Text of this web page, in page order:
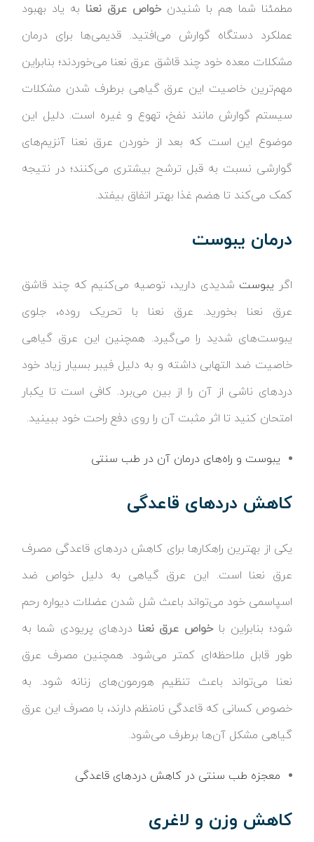
مطمئنا شما هم با شنیدنخواص عرق نعنا به یاد بهبود
عملکرد دستگاه گوارش می‌افتید. قدیمی‌ها برای درمان
مشکلات معده خود چند قاشق عرق نعنا می‌خوردند؛ بنابراین
مهم‌ترین خاصیت این عرق گیاهی برطرف شدن مشکلات
سیستم گوارش مانند نفخ، تهوع و غیره است. دلیل این
موضوع این است که بعد از خوردن عرق نعنا آنزیم‌های
گوارشی نسبت به قبل ترشح بیشتری می‌کنند؛ در نتیجه
کمک می‌کند تا هضم غذا بهتر اتفاق بیفتد.
درمان یبوست
اگر یبوست شدیدی دارید، توصیه می‌کنیم که چند قاشق
عرق نعنا بخورید. عرق نعنا با تحریک روده، جلوی
یبوست‌های شدید را می‌گیرد. همچنین این عرق گیاهی
خاصیت ضد التهابی داشته و به دلیل فیبر بسیار زیاد خود
دردهای ناشی از آن را از بین می‌برد. کافی است تا یکبار
امتحان کنید تا اثر مثبت آن را روی دفع راحت خود ببینید.
یبوست و راه‌های درمان آن در طب سنتی
کاهش دردهای قاعدگی
یکی از بهترین راهکارها برای کاهش دردهای قاعدگی مصرف
عرق نعنا است. این عرق گیاهی به دلیل خواص ضد
اسپاسمی خود می‌تواند باعث شل شدن عضلات دیواره رحم
شود؛ بنابراین باخواص عرق نعنا دردهای پریودی شما به
طور قابل ملاحظه‌ای کمتر می‌شود. همچنین مصرف عرق
نعنا می‌تواند باعث تنظیم هورمون‌های زنانه شود. به
خصوص کسانی که قاعدگی نامنظم دارند، با مصرف این عرق
گیاهی مشکل آن‌ها برطرف می‌شود.
معجزه طب سنتی در کاهش دردهای قاعدگی
کاهش وزن و لاغری